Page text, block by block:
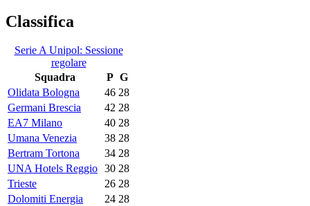
Classifica
Serie A Unipol: Sessione
regolare
Squadra
P G
Olidata Bologna
46 28
Germani Brescia
42 28
EA7 Milano
40 28
Umana Venezia
38 28
Bertram Tortona
34 28
UNA Hotels Reggio 30 28
Trieste
26 28
Dolomiti Energia
24 28